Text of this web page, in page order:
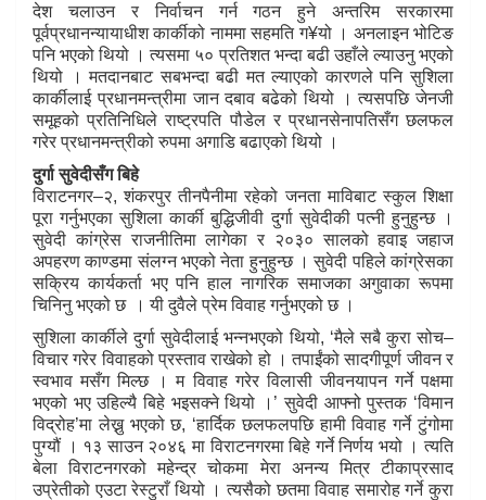
देश चलाउन र निर्वाचन गर्न गठन हुने अन्तरिम सरकारमा
पूर्वप्रधानन्यायाधीश कार्कीको नाममा सहमति ग¥यो । अनलाइन भोटिङ
पनि भएको थियो । त्यसमा ५० प्रतिशत भन्दा बढी उहाँले ल्याउनु भएको
थियो । मतदानबाट सबभन्दा बढी मत ल्याएको कारणले पनि सुशिला
कार्कीलाई प्रधानमन्त्रीमा जान दबाव बढेको थियो । त्यसपछि जेनजी
समूहको प्रतिनिधिले राष्ट्रपति पौडेल र प्रधानसेनापतिसँग छलफल
गरेर प्रधानमन्त्रीको रुपमा अगाडि बढाएको थियो ।
दुर्गा सुवेदीसँग बिहे
विराटनगर–२, शंकरपुर तीनपैनीमा रहेको जनता माविबाट स्कुल शिक्षा
पूरा गर्नुभएका सुशिला कार्की बुद्धिजीवी दुर्गा सुवेदीकी पत्नी हुनुहुन्छ ।
सुवेदी कांग्रेस राजनीतिमा लागेका र २०३० सालको हवाइ जहाज
अपहरण काण्डमा संलग्न भएको नेता हुनुहुन्छ । सुवेदी पहिले कांग्रेसका
सक्रिय कार्यकर्ता भए पनि हाल नागरिक समाजका अगुवाका रूपमा
चिनिनु भएको छ । यी दुवैले प्रेम विवाह गर्नुभएको छ ।
सुशिला कार्कीले दुर्गा सुवेदीलाई भन्नभएको थियो, ‘मैले सबै कुरा सोच–
विचार गरेर विवाहको प्रस्ताव राखेको हो । तपाईंको सादगीपूर्ण जीवन र
स्वभाव मसँग मिल्छ । म विवाह गरेर विलासी जीवनयापन गर्ने पक्षमा
भएको भए उहिल्यै बिहे भइसक्ने थियो ।’ सुवेदी आफ्नो पुस्तक ‘विमान
विद्रोह’मा लेख्नु भएको छ, ‘हार्दिक छलफलपछि हामी विवाह गर्ने टुंगोमा
पुग्यौं । १३ साउन २०४६ मा विराटनगरमा बिहे गर्ने निर्णय भयो । त्यति
बेला विराटनगरको महेन्द्र चोकमा मेरा अनन्य मित्र टीकाप्रसाद
उप्रेतीको एउटा रेस्टुराँ थियो । त्यसैको छतमा विवाह समारोह गर्ने कुरा